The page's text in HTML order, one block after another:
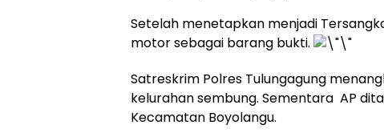
Setelah menetapkan menjadi
motor sebagai barang bukti.
Satreskrim Polres Tulungagung
kelurahan sembung. Sementara AP
Kecamatan Boyolangu.